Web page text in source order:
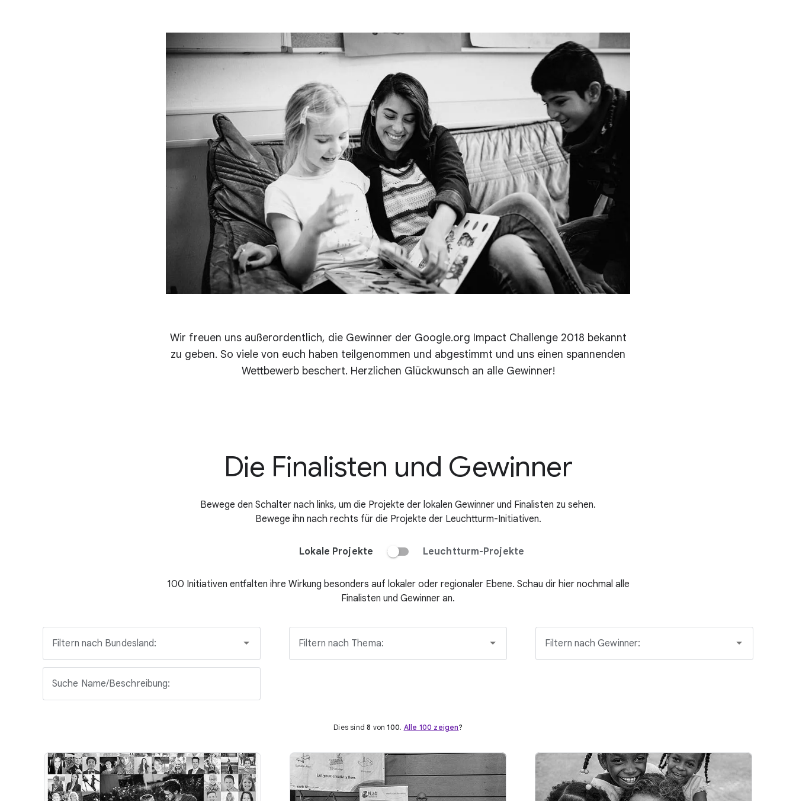
Wir freuen uns außerordentlich, die Gewinner der Google.org Impact Challenge 2018 bekannt
zu geben. So viele von euch haben teilgenommen und abgestimmt und uns einen spannenden
Wettbewerb beschert. Herzlichen Glückwunsch an alle Gewinner!
Die Finalisten und Gewinner
Bewege den Schalter nach links, um die Projekte der lokalen Gewinner und Finalisten zu sehen.
Bewege ihn nach rechts für die Projekte der Leuchtturm-Initiativen.
Lokale Projekte Leuchtturm-Projekte
100 Initiativen entfalten ihre Wirkung besonders auf lokaler oder regionaler Ebene. Schau dir hier nochmal alle
Finalisten und Gewinner an.
Filtern nach Bundesland: Filtern nach Thema: Filtern nach Gewinner:
Suche Name/Beschreibung:
Dies sind8 von100. Alle 100 zeigen?